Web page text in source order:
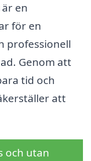
en
för en
professionell
Genom att
tid och
att
och utan